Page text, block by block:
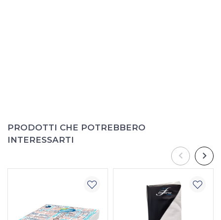
PRODOTTI CHE POTREBBERO
INTERESSARTI